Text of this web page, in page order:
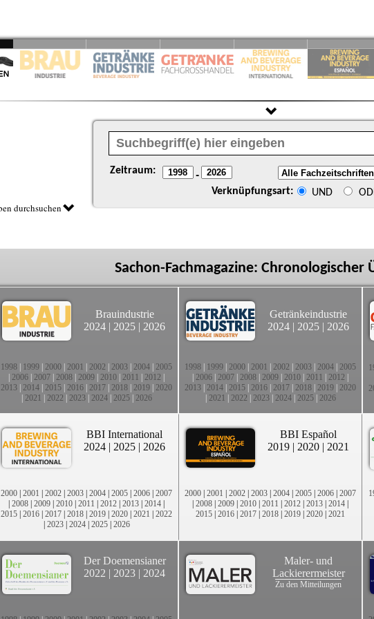
Zeitraum: -
Verknüpfungsart: UND
durchsuchen
Sachon-Fachmagazine: Chronologischer
Brauindustrie
2024 | 2025 | 2026
1998 1999 2000 2001 2002 2003 2004 2005
2006 2007 2008 2009 2010 2011 2012
2013 2014 2015 2016 2017 2018 2019 2020
2021 2022 2023| 2024| 2025| 2026
Getränkeindustrie
2024 | 2025 | 2026
1998 1999 2000 2001 2002 2003 2004 2005
2006 2007 2008 2009 2010 2011 2012
2013 2014 2015 2016 2017 2018 2019 2020
2021 2022 2023| 2024| 2025| 2026
BBI International
2024 | 2025 | 2026
2000 | 2001 | 2002 | 2003 | 2004 | 2005 | 2006 | 2007
| 2008 | 2009 | 2010 | 2011 | 2012 | 2013 | 2014 |
2015 | 2016 | 2017 | 2018 | 2019 | 2020 | 2021 | 2022
| 2023| 2024| 2025| 2026
BBI Español
2019 | 2020 | 2021
2000 | 2001 | 2002 | 2003 | 2004 | 2005 | 2006 | 2007
| 2008 | 2009 | 2010 | 2011 | 2012 | 2013 | 2014 |
2015 | 2016 | 2017 | 2018 | 2019 | 2020 | 2021
Der Doemensianer
2022 | 2023 | 2024
Maler- und
Lackierermeister
Zu den Mitteilungen